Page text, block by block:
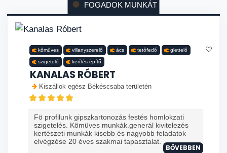
FOGADOK MUNKÁT
kőműves villanyszerelő ács tetőfedő glettelő
szigetelő kerítés építő
KANALAS RÓBERT
Kiszállok egész Békéscsaba területén
Fö profilunk gipszkartonozás festés homlokzati
szigetelés. Kömüves munkák.generál kivitelezés
kertészeti munkák kisebb és nagyobb feladatok
elvégzése 20 éves szakmai tapasztalat. ...
BŐVEBBEN